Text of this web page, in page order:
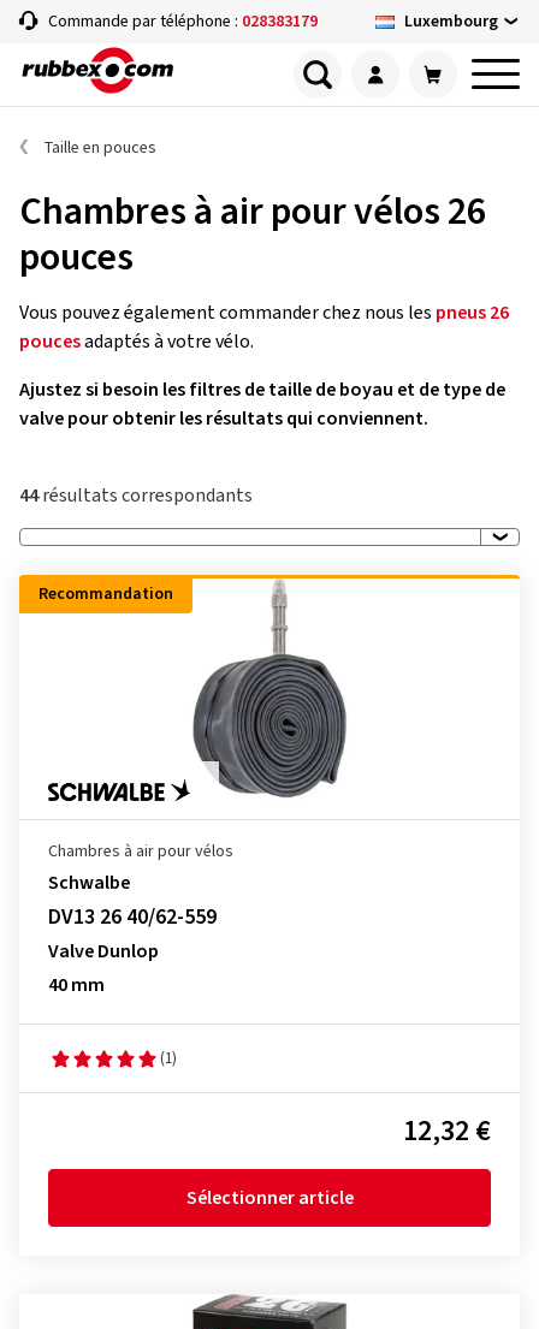
Commande par téléphone : 028383179 Luxembourg
Taille en pouces
Chambres à air pour vélos 26
pouces
Vous pouvez également commander chez nous les pneus 26
poucesadaptés à votre vélo.
Ajustez si besoin les filtres de taille de boyau et de type de
valve pour obtenir les résultats qui conviennent.
44résultats correspondants
Recommandation
Chambres à air pour vélos
Schwalbe
DV13 26 40/62-559
Valve Dunlop
40 mm
(1)
12,32 €
Sélectionner article